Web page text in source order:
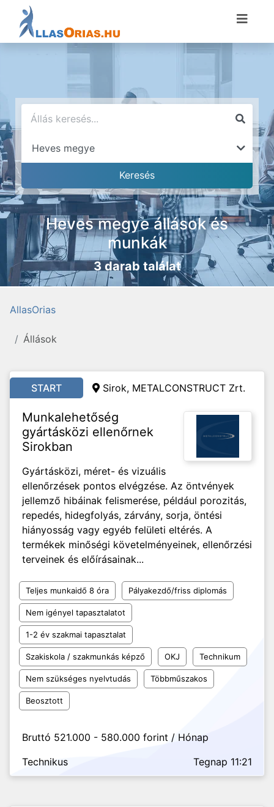
Heves megye állások és
munkák
3 darab találat
AllasOrias
Állások
START Sirok, METALCONSTRUCT Zrt.
Munkalehetőség
gyártásközi ellenőrnek
Sirokban
Gyártásközi, méret- és vizuális
ellenőrzések pontos elvégzése. Az öntvények
jellemző hibáinak felismerése, például porozitás,
repedés, hidegfolyás, zárvány, sorja, öntési
hiányosság vagy egyéb felületi eltérés. A
termékek minőségi követelményeinek, ellenőrzési
terveinek és előírásainak...
Teljes munkaidő 8 óra Pályakezdő/friss diplomás
Nem igényel tapasztalatot
1-2 év szakmai tapasztalat
Szakiskola / szakmunkás képző OKJ Technikum
Nem szükséges nyelvtudás Többműszakos
Beosztott
Bruttó 521.000 - 580.000 forint / Hónap
Technikus
Tegnap 11:21